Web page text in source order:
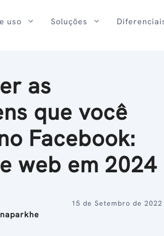
uso Soluções
as
que você
Facebook:
web em 2024
15 de Setembro de 2022